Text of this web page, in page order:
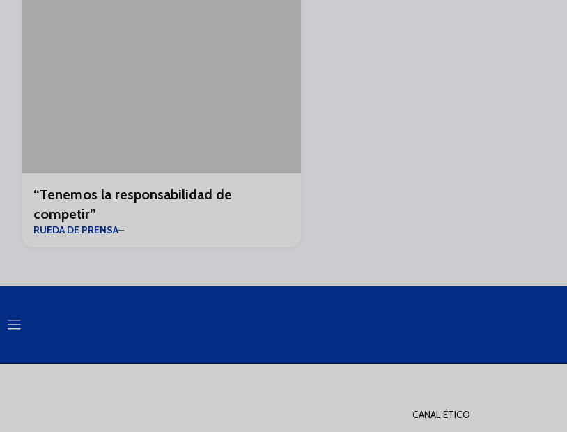
“Tenemos la responsabilidad de
competir”
RUEDA DE PRENSA
CANAL ÉTICO